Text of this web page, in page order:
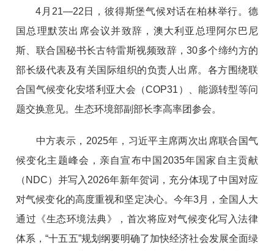
4月21—22日，彼得斯堡气候对话在柏林举行。德
国总理默茨出席会议并致辞，澳大利亚总理阿尔巴尼
斯、联合国秘书长古特雷斯视频致辞，30多个缔约方的
部长级代表及有关国际组织的负责人出席。各方围绕联
合国气候变化安塔利亚大会（COP31）、能源转型等问
题交换意见。生态环境部副部长李高率团参会。
中方表示，2025年，习近平主席两次出席联合国气
候变化主题峰会，亲自宣布中国2035年国家自主贡献
（NDC）并写入2026年新年贺词，充分体现了中国对应
对气候变化的高度重视和坚定决心。今年3月，全国人大
通过《生态环境法典》，首次将应对气候变化写入法律
体系，“十五五”规划纲要明确了加快经济社会发展全面绿